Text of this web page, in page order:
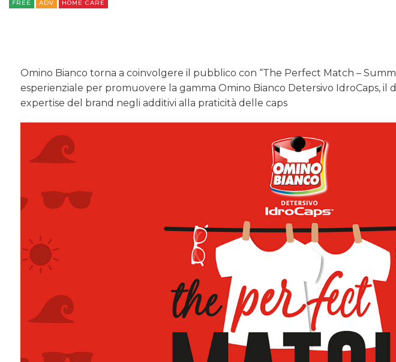
FREE ADV HOME CARE
Omino Bianco torna a coinvolgere il pubblico con “The Perfect Match –
esperienziale per promuovere la gamma Omino Bianco Detersivo IdroCaps, il
expertise del brand negli additivi alla praticità delle caps